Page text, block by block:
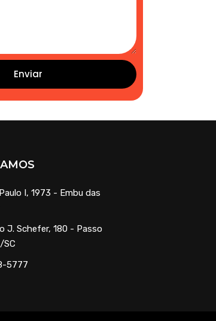
Enviar
I, 1973 - Embu das
J. Schefer, 180 - Passo
SC
5777